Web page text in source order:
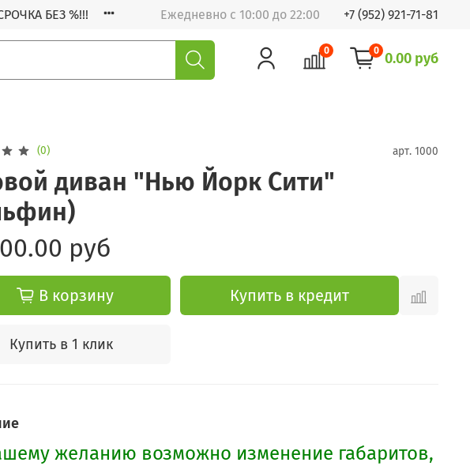
БЕЗ %!!! Ежедневно с 10:00 до 22:00 +7 (952) 921-71-81
0 0 0.00 руб
(0) арт. 1000
диван "Нью Йорк Сити"
руб
В корзину Купить в кредит
Купить в 1 клик
желанию возможно изменение габаритов,